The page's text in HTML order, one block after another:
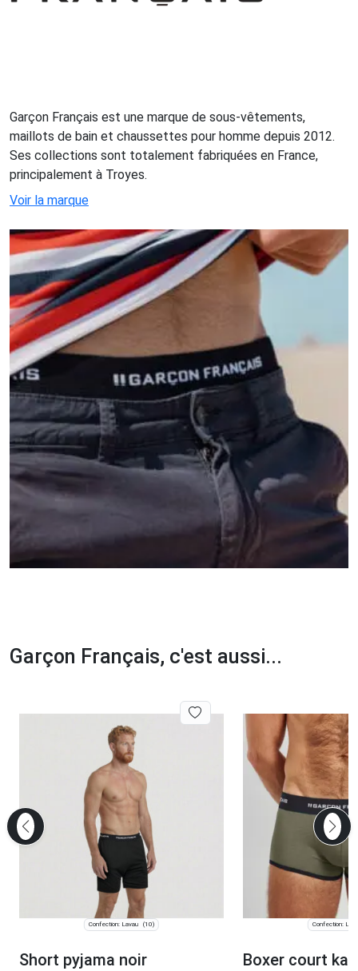
Garçon Français est une marque de sous-vêtements,
maillots de bain et chaussettes pour homme depuis 2012.
Ses collections sont totalement fabriquées en France,
principalement à Troyes.
Voir la marque
Garçon Français, c'est aussi...
Confection: Lavau (10)
Short pyjama noir
Confection:
Boxer court